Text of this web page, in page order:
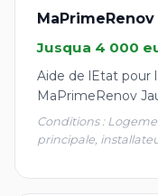
Jusqua 4 000
Aide de lEtat pour
MaPrimeRenov
Conditions :
principale,